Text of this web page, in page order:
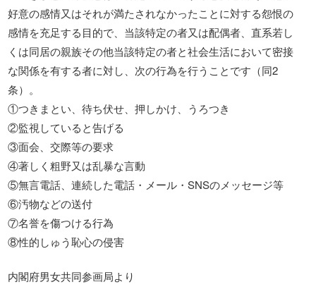
好意の感情又はそれが満たされなかったことに対する怨恨の
感情を充足する目的で、当該特定の者又は配偶者、直系若し
くは同居の親族その他当該特定の者と社会生活において密接
な関係を有する者に対し、次の行為を行うことです（同2
条）。
①つきまとい、待ち伏せ、押しかけ、うろつき
②監視していると告げる
③面会、交際等の要求
④著しく粗野又は乱暴な言動
⑤無言電話、連続した電話・メール・SNSのメッセージ等
⑥汚物などの送付
⑦名誉を傷つける行為
⑧性的しゅう恥心の侵害
内閣府男女共同参画局より